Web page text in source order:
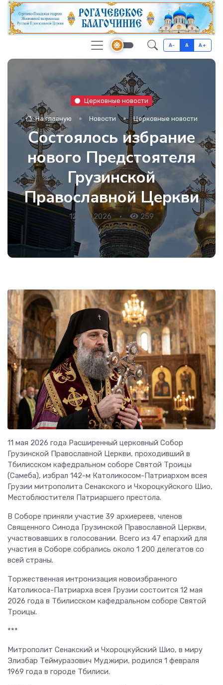
A- A A+
Церковные новости
На главную Новости Церковные новости
Состоялось избрание
нового Предстоятеля
Грузинской
Православной Церкви
12 мая 2026 • 259
11 мая 2026 года Расширенный церковный Собор
Грузинской Православной Церкви, проходивший в
Тбилисском кафедральном соборе Святой Троицы
(Самеба), избрал 142-м Католикосом-Патриархом всея
Грузии митрополита Сенакского и Чхороцкуйского Шио,
Местоблюстителя Патриаршего престола.
В Соборе приняли участие 39 архиереев, членов
Священного Синода Грузинской Православной Церкви,
участвовавших в голосовании. Всего из 47 епархий для
участия в Соборе собрались около 1 200 делегатов со
всей страны.
Торжественная интронизация новоизбранного
Католикоса-Патриарха всея Грузии состоится 12 мая
2026 года в Тбилисском кафедральном соборе Святой
Троицы.
***
Митрополит Сенакский и Чхороцкуйский Шио, в миру
Элизбар Теймуразович Муджири, родился 1 февраля
1969 года в городе Тбилиси.